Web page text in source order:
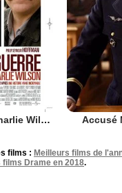
La Guerre selon Charlie Wilson Accusé
films : Meilleurs films de
films Drame en 2018.